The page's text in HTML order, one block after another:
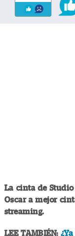
La cinta de
Oscar a mejor
streaming.
LEE TAMBIÉN: